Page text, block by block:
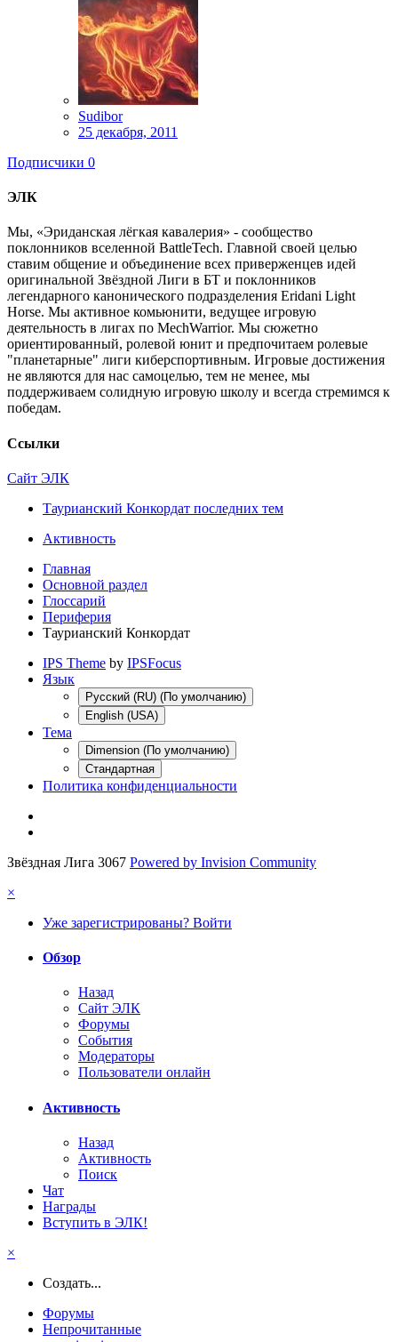
Sudibor
25 декабря, 2011
Подписчики 0
ЭЛК
Мы, «Эриданская лёгкая кавалерия» - сообщество
поклонников вселенной BattleTech. Главной своей целью
ставим общение и объединение всех приверженцев идей
оригинальной Звёздной Лиги в БТ и поклонников
легендарного канонического подразделения Eridani Light
Horse. Мы активное комьюнити, ведущее игровую
деятельность в лигах по MechWarrior. Мы сюжетно
ориентированный, ролевой юнит и предпочитаем ролевые
"планетарные" лиги киберспортивным. Игровые достижения
не являются для нас самоцелью, тем не менее, мы
поддерживаем солидную игровую школу и всегда стремимся к
победам.
Ссылки
Сайт ЭЛК
Таурианский Конкордат последних тем
Активность
Главная
Основной раздел
Глоссарий
Периферия
Таурианский Конкордат
IPS Theme by IPSFocus
Язык
Русский (RU) (По умолчанию)
English (USA)
Тема
Dimension (По умолчанию)
Стандартная
Политика конфиденциальности
Звёздная Лига 3067 Powered by Invision Community
×
Уже зарегистрированы? Войти
Обзор
Назад
Сайт ЭЛК
Форумы
События
Модераторы
Пользователи онлайн
Активность
Назад
Активность
Поиск
Чат
Награды
Вступить в ЭЛК!
×
Создать...
Форумы
Непрочитанные